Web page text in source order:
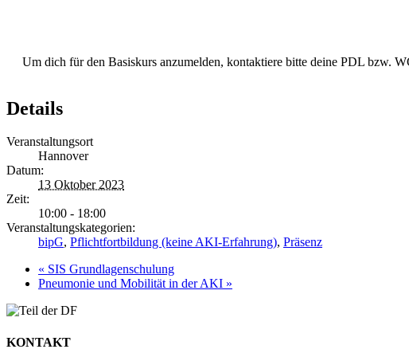
Um dich für den Basiskurs anzumelden, kontaktiere bitte deine PDL bzw.
Details
Veranstaltungsort
Hannover
Datum:
13 Oktober 2023
Zeit:
10:00 - 18:00
Veranstaltungskategorien:
bipG, Pflichtfortbildung (keine AKI-Erfahrung), Präsenz
« SIS Grundlagenschulung
Pneumonie und Mobilität in der AKI »
KONTAKT